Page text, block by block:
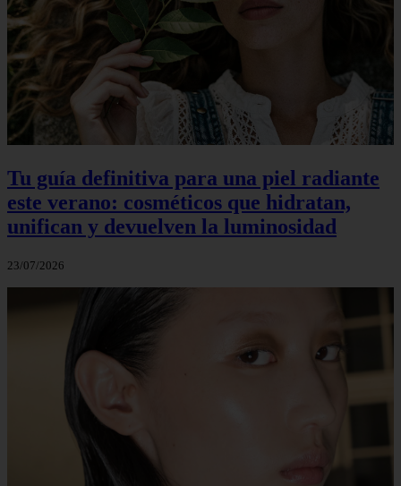
Tu guía definitiva para una piel radiante
este verano: cosméticos que hidratan,
unifican y devuelven la luminosidad
23/07/2026